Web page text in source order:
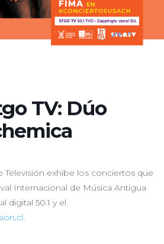
TV: Dúo
Televisión exhibe los conciertos que
Internacional de Música Antigua
digital 50.1 y el
.